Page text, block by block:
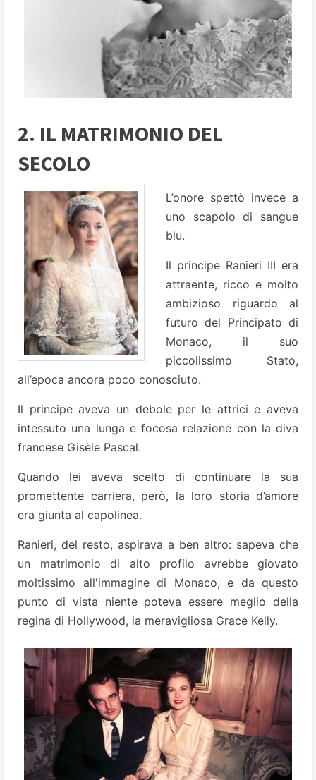
2. IL MATRIMONIO DEL
SECOLO
L’onore spettò invece a
uno scapolo di sangue
blu.
Il principe Ranieri III era
attraente, ricco e molto
ambizioso riguardo al
futuro del Principato di
Monaco, il suo
piccolissimo Stato,
all’epoca ancora poco conosciuto.
Il principe aveva un debole per le attrici e aveva
intessuto una lunga e focosa relazione con la diva
francese Gisèle Pascal.
Quando lei aveva scelto di continuare la sua
promettente carriera, però, la loro storia d’amore
era giunta al capolinea.
Ranieri, del resto, aspirava a ben altro: sapeva che
un matrimonio di alto profilo avrebbe giovato
moltissimo all'immagine di Monaco, e da questo
punto di vista niente poteva essere meglio della
regina di Hollywood, la meravigliosa Grace Kelly.